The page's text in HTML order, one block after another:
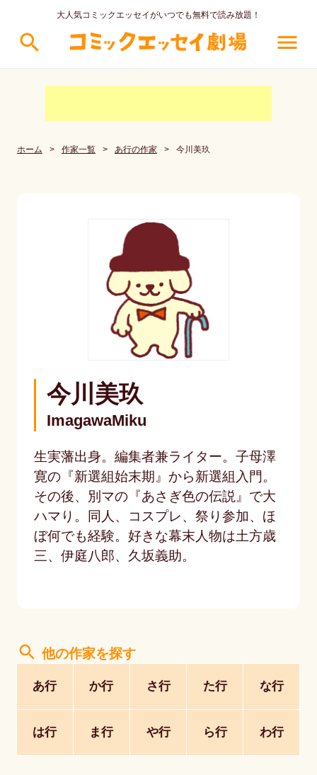
大人気コミックエッセイがいつでも無料で読み放題！
search menu
ホーム > 作家一覧 > あ行の作家 > 今川美玖
今川美玖
ImagawaMiku
生実藩出身。編集者兼ライター。子母澤
寛の『新選組始末期』から新選組入門。
その後、別マの『あさぎ色の伝説』で大
ハマり。同人、コスプレ、祭り参加、ほ
ぼ何でも経験。好きな幕末人物は土方歳
三、伊庭八郎、久坂義助。
search 他の作家を探す
あ行 か行 さ行 た行 な行
は行 ま行 や行 ら行 わ行